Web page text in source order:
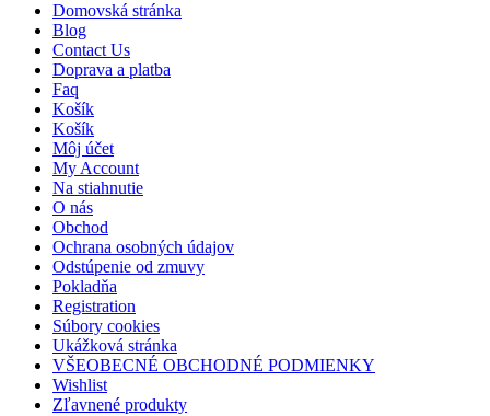
Domovská stránka
Blog
Contact Us
Doprava a platba
Faq
Košík
Košík
Môj účet
My Account
Na stiahnutie
O nás
Obchod
Ochrana osobných údajov
Odstúpenie od zmuvy
Pokladňa
Registration
Súbory cookies
Ukážková stránka
VŠEOBECNÉ OBCHODNÉ PODMIENKY
Wishlist
Zľavnené produkty